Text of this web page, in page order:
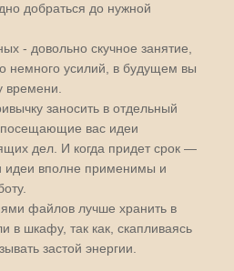
добраться до нужной
- довольно скучное занятие,
немного усилий, в будущем вы
времени.
заносить в отдельный
вас идеи
дел. И когда придет срок —
идеи вполне применимы и
файлов лучше хранить в
в шкафу, так как, скапливаясь
застой энергии.